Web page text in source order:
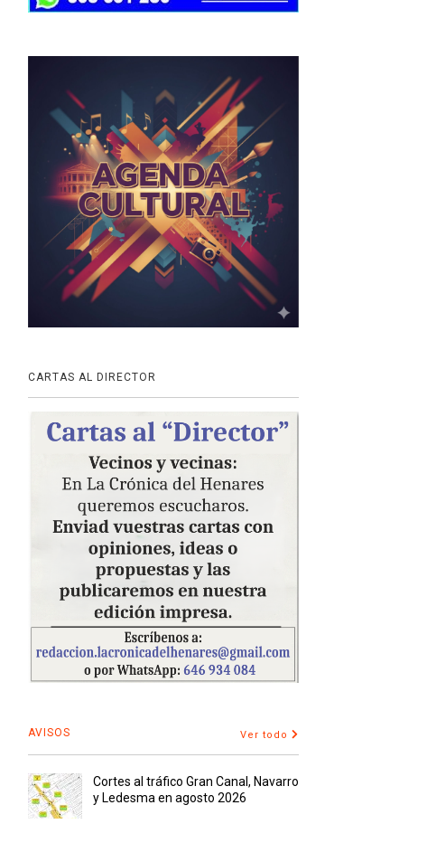
CARTAS AL DIRECTOR
AVISOS Ver todo
Cortes al tráfico Gran Canal, Navarro
y Ledesma en agosto 2026